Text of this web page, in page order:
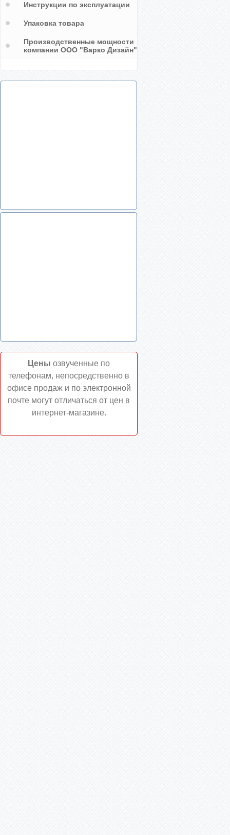
Инструкции по эксплуатации
Упаковка товара
Производственные мощности
компании ООО "Варко Дизайн"
Цены озвученные по
телефонам, непосредственно в
офисе продаж и по электронной
почте могут отличаться от цен в
интернет-магазине.